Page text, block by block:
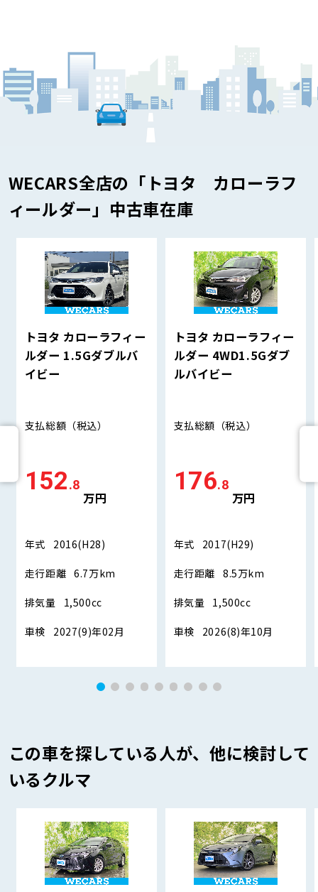
WECARS全店の「トヨタ カローラフ
ィールダー」中古車在庫
トヨタ カローラフィー
ルダー 1.5Gダブルバ
イビー
支払総額 （税込）
152.8
万円
年式 2016(H28)
走行距離 6.7万km
排気量 1,500cc
車検 2027(9)年02月
トヨタ カローラフィー
ルダー 4WD1.5Gダブ
ルバイビー
支払総額 （税込）
176.8
万円
年式 2017(H29)
走行距離 8.5万km
排気量 1,500cc
車検 2026(8)年10月
この車を探している人が、他に検討して
いるクルマ